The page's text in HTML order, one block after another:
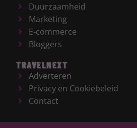
Duurzaamheid
Marketing
E-commerce
Bloggers
TRAVELNEXT
Adverteren
Privacy en Cookiebeleid
Contact